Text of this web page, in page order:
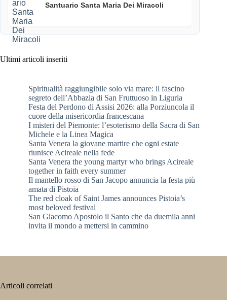
Santuario Santa Maria Dei Miracoli
Ultimi articoli inseriti
Spiritualità raggiungibile solo via mare: il fascino
segreto dell’Abbazia di San Fruttuoso in Liguria
Festa del Perdono di Assisi 2026: alla Porziuncola il
cuore della misericordia francescana
I misteri del Piemonte: l’esoterismo della Sacra di San
Michele e la Linea Magica
Santa Venera la giovane martire che ogni estate
riunisce Acireale nella fede
Santa Venera the young martyr who brings Acireale
together in faith every summer
Il mantello rosso di San Jacopo annuncia la festa più
amata di Pistoia
The red cloak of Saint James announces Pistoia’s
most beloved festival
San Giacomo Apostolo il Santo che da duemila anni
invita il mondo a mettersi in cammino
Articoli correlati